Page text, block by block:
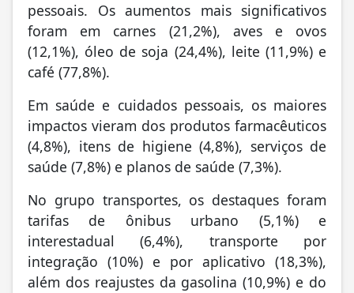
pessoais. Os aumentos mais significativos
foram em carnes (21,2%), aves e ovos
(12,1%), óleo de soja (24,4%), leite (11,9%) e
café (77,8%).
Em saúde e cuidados pessoais, os maiores
impactos vieram dos produtos farmacêuticos
(4,8%), itens de higiene (4,8%), serviços de
saúde (7,8%) e planos de saúde (7,3%).
No grupo transportes, os destaques foram
tarifas de ônibus urbano (5,1%) e
interestadual (6,4%), transporte por
integração (10%) e por aplicativo (18,3%),
além dos reajustes da gasolina (10,9%) e do